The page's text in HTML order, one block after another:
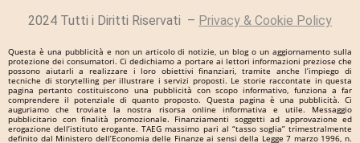
2024 Tutti i Diritti Riservati – Privacy & Cookie Policy
Questa è una pubblicità e non un articolo di notizie, un blog o un aggiornamento sulla
protezione dei consumatori. Ci dedichiamo a portare ai lettori informazioni preziose che
possono aiutarli a realizzare i loro obiettivi finanziari, tramite anche l’impiego di
tecniche di storytelling per illustrare i servizi proposti. Le storie raccontate in questa
pagina pertanto costituiscono una pubblicità con scopo informativo, funziona a far
comprendere il potenziale di quanto proposto. Questa pagina è una pubblicità. Ci
auguriamo che troviate la nostra risorsa online informativa e utile. Messaggio
pubblicitario con finalità promozionale. Finanziamenti soggetti ad approvazione ed
erogazione dell’istituto erogante. TAEG massimo pari al “tasso soglia” trimestralmente
definito dal Ministero dell’Economia delle Finanze ai sensi della Legge 7 marzo 1996, n.